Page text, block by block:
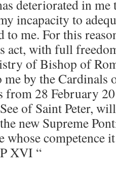
deteriorated in me
incapacity to
me. For this
act, with full
of Bishop of
me by the
from 28 February
of Saint Peter,
new Supreme
whose competence
XVI “